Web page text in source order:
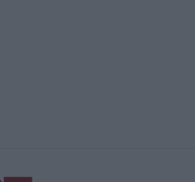
Reggio Calabria, Zoppas: «Il